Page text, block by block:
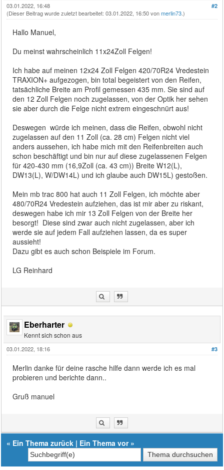
#2
03.01.2022, 16:48
(Dieser Beitrag wurde zuletzt bearbeitet: 03.01.2022, 16:50 vonmerlin73.)
Hallo Manuel,
Du meinst wahrscheinlich 11x24Zoll Felgen!
Ich habe auf meinen 12x24 Zoll Felgen 420/70R24 Vredestein
TRAXION+ aufgezogen, bin total begeistert von den Reifen,
tatsächliche Breite am Profil gemessen 435 mm. Sie sind auf
den 12 Zoll Felgen noch zugelassen, von der Optik her sehen
sie aber durch die Felge nicht extrem eingeschnürt aus!
Deswegen würde ich meinen, dass die Reifen, obwohl nicht
zugelassen auf den 11 Zoll (ca. 28 cm) Felgen nicht viel
anders aussehen, ich habe mich mit den Reifenbreiten auch
schon beschäftigt und bin nur auf diese zugelassenen Felgen
für 420-430 mm (16,9Zoll (ca. 43 cm)) Breite W12(L),
DW13(L), W/DW14L) und ich glaube auch DW15L) gestoßen.
Mein mb trac 800 hat auch 11 Zoll Felgen, ich möchte aber
480/70R24 Vredestein aufziehen, das ist mir aber zu riskant,
deswegen habe ich mir 13 Zoll Felgen von der Breite her
besorgt! Diese sind zwar auch nicht zugelassen, aber ich
werde sie auf jedem Fall aufziehen lassen, da es super
aussieht!
Dazu gibt es auch schon Beispiele im Forum.
LG Reinhard
Eberharter
Kennt sich schon aus
#3
03.01.2022, 18:16
Merlin danke für deine rasche hilfe dann werde ich es mal
probieren und berichte dann..
Gruß manuel
« Ein Thema zurück | Ein Thema vor»